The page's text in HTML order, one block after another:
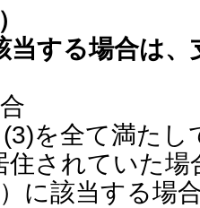
当する場合は
を全て満たし
住されていた場
に該当する場